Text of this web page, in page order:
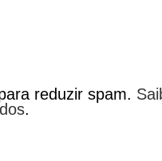
reduzir spam.
.